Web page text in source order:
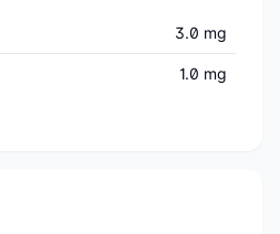
3.0 mg
1.0 mg